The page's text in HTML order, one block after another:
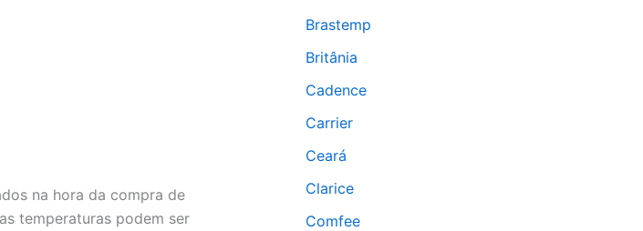
na hora da compra de
temperaturas podem ser
Brastemp
Britânia
Cadence
Carrier
Ceará
Clarice
Comfee